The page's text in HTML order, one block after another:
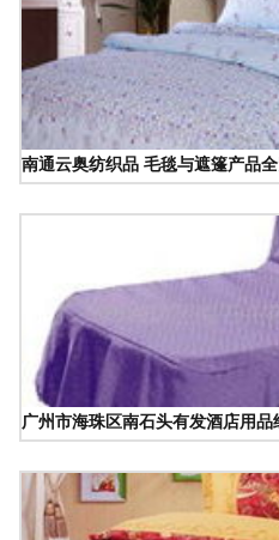
南通云奥纺织品 毛毯与遮篷产品
广州市海珠区南石头有发酒店用